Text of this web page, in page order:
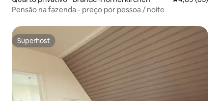
Pensão na fazenda - preço por pessoa / noite
Superhost
Superhost